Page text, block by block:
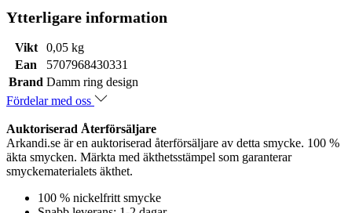
Ytterligare information
Vikt
0,05 kg
Ean
5707968430331
Brand Damm ring design
Fördelar med oss
Auktoriserad Återförsäljare
Arkandi.se är en auktoriserad återförsäljare av detta smycke. 100 %
äkta smycken. Märkta med äkthetsstämpel som garanterar
smyckematerialets äkthet.
100 % nickelfritt smycke